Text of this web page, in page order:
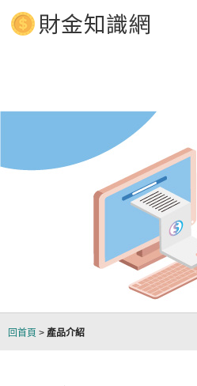
當舖、汽車借款、汽車借款
回首頁 > 產品介紹